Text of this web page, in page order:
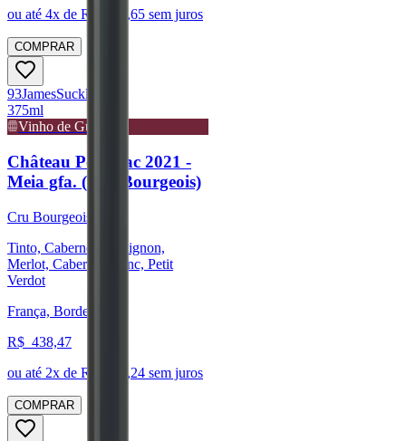
ou até 4x de R$ 236,65 sem juros
COMPRAR
93JamesSuckling
375ml
Vinho de Guarda
Château Potensac 2021 -
Meia gfa. (Cru Bourgeois)
Cru Bourgeois
Tinto, Cabernet Sauvignon,
Merlot, Cabernet Franc, Petit
Verdot
França, Bordeaux
R$ 438,47
ou até 2x de R$ 219,24 sem juros
COMPRAR